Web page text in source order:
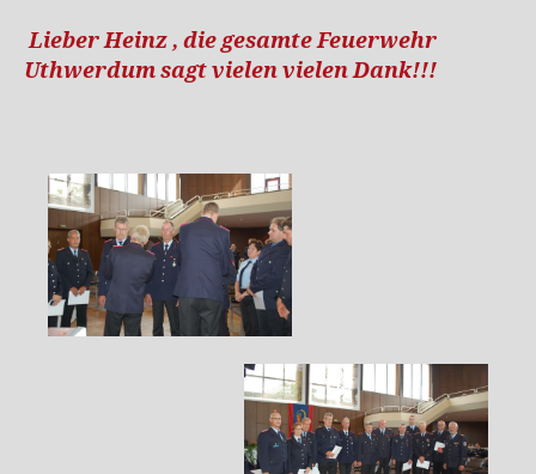
Lieber Heinz , die gesamte Feuerwehr
Uthwerdum sagt vielen vielen Dank!!!